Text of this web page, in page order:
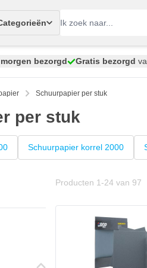
morgen bezorgd Gratis bezorgd
Schuurpapier per stuk
per stuk
Schuurpapier korrel 2000
Producten 1 -24 van 97
Op voorraad
Korrelgrofte